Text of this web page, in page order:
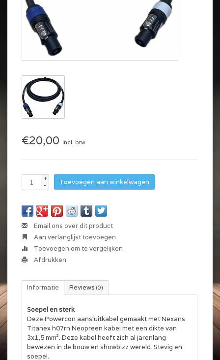
€20,00 Incl. btw
+
-
Toevoegen aan winkelwagen
Email ons over dit product
Aan verlanglijst toevoegen
Toevoegen om te vergelijken
Afdrukken
Informatie Reviews (0)
Soepel en sterk
Deze Powercon aansluitkabel gemaakt met Nexans
Titanex h07rn Neopreen kabel met een dikte van
3x1,5 mm². Deze kabel heeft zich al jarenlang
bewezen in de bouw en showbizz wereld. Stevig en
soepel.